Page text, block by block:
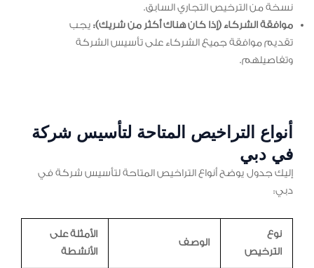
نسخة من الترخيص التجاري السابق.
موافقة الشركاء (إذا كان هناك أكثر من شريك): يجب
تقديم موافقة جميع الشركاء على تأسيس الشركة
وتفاصيلهم.
أنواع التراخيص المتاحة لتأسيس شركة
في دبي
إليك جدول يوضح أنواع التراخيص المتاحة لتأسيس شركة في
دبي:
نوع
الترخيص
الوصف
الأمثلة على
الأنشطة